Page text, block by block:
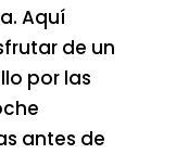
Aquí
de un
por las
antes de